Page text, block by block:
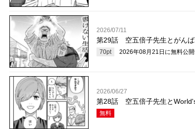
2026/07/11
第29話 空五倍子先生とがんば
70pt 2026年08月21日 に無料公
2026/06/27
第28話 空五倍子先生と
無料